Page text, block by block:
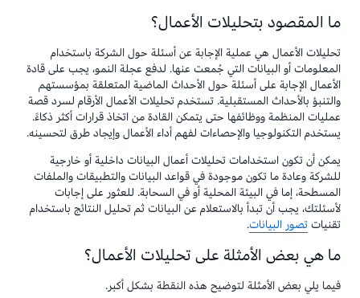
ما المقصود بتحليلات الأعمال؟
تحليلات الأعمال هي عملية الإجابة عن أسئلة حول الشركة باستخدام
المعلومات أو البيانات التي جُمعت عنها. لدفع عجلة النمو، يجب على قادة
الأعمال الإجابة على أسئلة حول الأحداث الماضية المتعلقة بمؤسستهم
والتنبؤ بالأحداث المستقبلية. تستخدم تحليلات الأعمال الأرقام لسرد قصة
عمليات المنظمة ووظائفها حتى يتمكن القادة من اتخاذ قرارات أكثر ذكاءً.
يستخدم التكنولوجيا والإحصاءات لفهم أداء الأعمال وإيجاد طرق لتحسينه.
يمكن أن تكون استخدامات تحليلات أعمال البيانات داخلية أو خارجية
للشركة وعادة ما تكون موجودة في قواعد البيانات والتطبيقات والملفات
المسطحة، إما في البيئة المحلية أو في السحابة. للعثور على إجابات
لأسئلتك، يجب أن تبدأ بالاستعلام عن البيانات ثم تحليل النتائج باستخدام
تقنياتتصور البيانات.
ما هي بعض الأمثلة على تحليلات الأعمال؟
فيما يلي بعض الأمثلة لتوضيح هذه النقطة بشكل أكبر.